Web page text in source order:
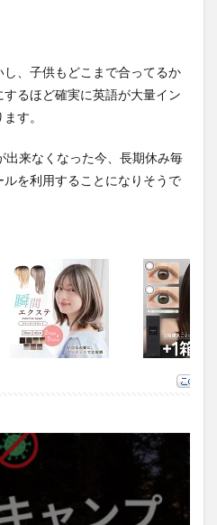
、子供もどこまで合ってるか
るほど確実に英語が大量イン
す。
出来なくなった今、長期休み毎
を利用することになりそうで